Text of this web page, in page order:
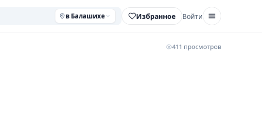
в Балашихе Избранное Войти
411 просмотров